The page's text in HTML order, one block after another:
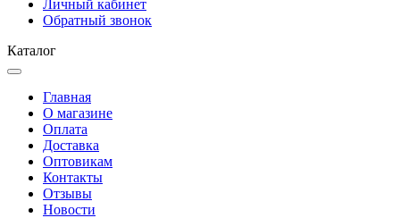
Личный кабинет
Обратный звонок
Каталог
Главная
О магазине
Оплата
Доставка
Оптовикам
Контакты
Отзывы
Новости